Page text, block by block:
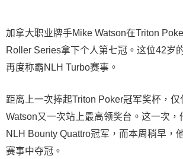
加拿大职业牌手Mike Watson在Triton
Roller Series拿下个人第七冠。这位42岁
再度称霸NLH Turbo赛事。
距离上一次捧起Triton Poker冠军奖杯，仅
Watson又一次站上最高领奖台。这一次，
NLH Bounty Quattro冠军，而本周稍早，
赛事中夺冠。